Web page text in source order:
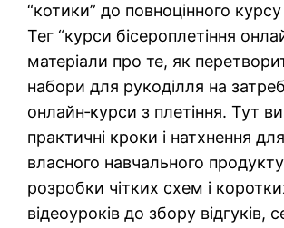
“котики” до повноцінного курсу
Тег “курси бісероплетіння
матеріали про те, як
набори для рукоділля на
онлайн‑курси з плетіння. Тут
практичні кроки і натхнення
власного навчального
розробки чітких схем і
відеоуроків до збору відгуків,